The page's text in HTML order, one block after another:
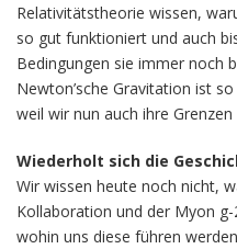
Relativitätstheorie wissen,
so gut funktioniert und auch
Bedingungen sie immer noch
Newton’sche Gravitation ist
weil wir nun auch ihre Grenzen
Wiederholt sich die
Wir wissen heute noch nicht,
Kollaboration und der Myon
wohin uns diese führen